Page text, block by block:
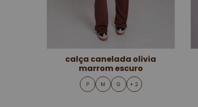
calça canelada olivia
marrom escuro
P M G + 2